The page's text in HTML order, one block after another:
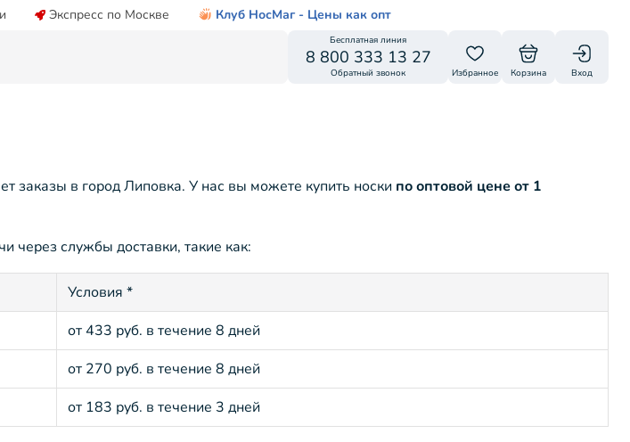
Экспресс по Москве Клуб НосМаг - Цены как опт
Бесплатная линия
8 800 333 13 27
Обратный звонок Избранное Корзина Вход
заказы в город Липовка. У нас вы можете купить носки по оптовой цене от 1
через службы доставки, такие как:
Условия *
от 433 руб. в течение 8 дней
от 270 руб. в течение 8 дней
от 183 руб. в течение 3 дней